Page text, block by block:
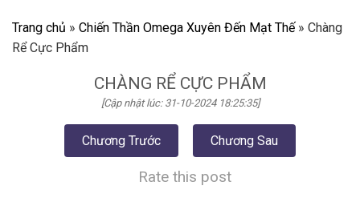
Trang chủ » Chiến Thần Omega Xuyên Đến Mạt Thế» Chàng
Rể Cực Phẩm
CHÀNG RỂ CỰC PHẨM
[Cập nhật lúc: 31-10-2024 18:25:35]
Chương Trước Chương Sau
Rate this post